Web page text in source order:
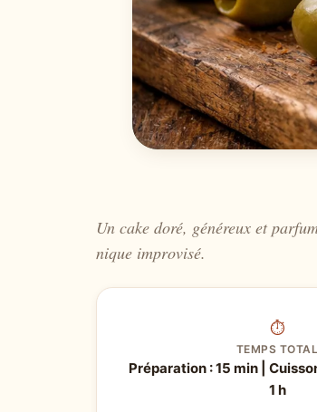
Un cake doré, généreux et
nique improvisé.
⏱
TEMPS TOTAL
Préparation : 15 min |
1 h